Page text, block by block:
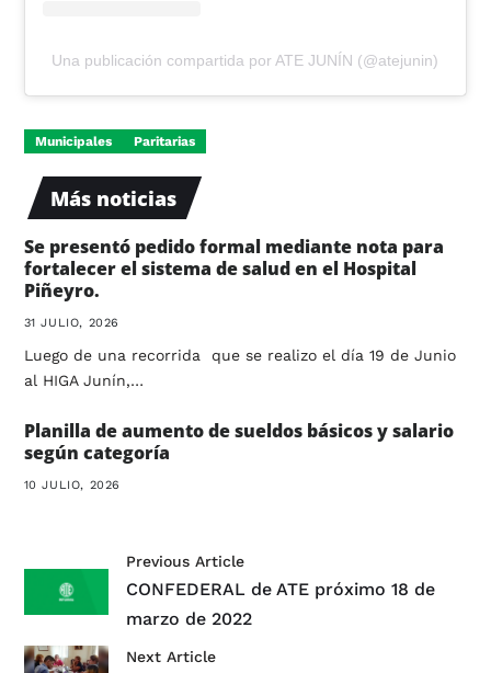
Una publicación compartida por ATE JUNÍN (@atejunin)
Municipales Paritarias
Más noticias
Se presentó pedido formal mediante nota para
fortalecer el sistema de salud en el Hospital
Piñeyro.
31 JULIO, 2026
Luego de una recorrida que se realizo el día 19 de Junio
al HIGA Junín,…
Planilla de aumento de sueldos básicos y salario
según categoría
10 JULIO, 2026
Previous Article
CONFEDERAL de ATE próximo 18 de
marzo de 2022
Next Article